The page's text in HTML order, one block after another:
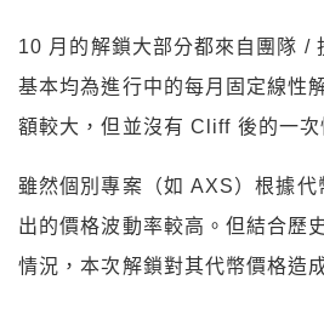
10 月的解鎖大部分都來自團隊 /
基本均為進行中的每月固定線性
額較大，但並沒有 Cliff 後的一次
雖然個別專案（如 AXS）根據
出的價格波動率較高。但結合歷
情況，本次解鎖對其代幣價格造